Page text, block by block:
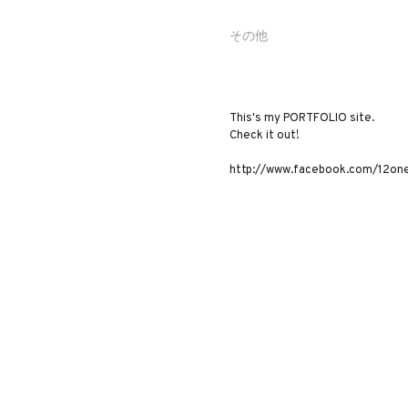
その他
This's my PORTFOLIO site.
Check it out!
http://www.facebook.com/